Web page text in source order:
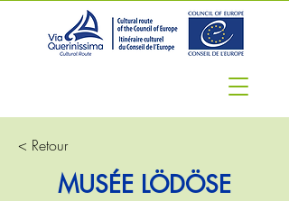
< Retour
MUSÉE LÖDÖSE